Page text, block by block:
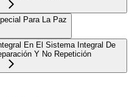
Para La Paz
En El Sistema Integral De
Y No Repetición